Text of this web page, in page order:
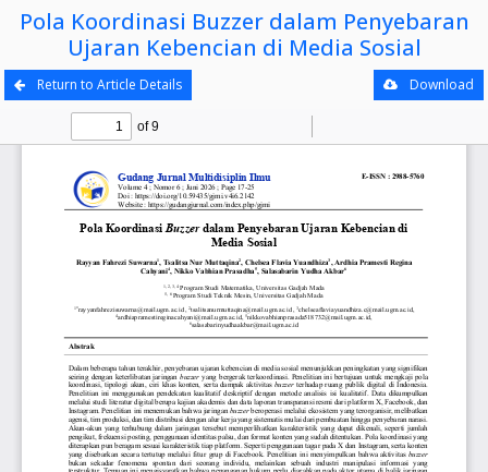
Pola Koordinasi Buzzer dalam Penyebaran
Ujaran Kebencian di Media Sosial
Return to Article Details Download